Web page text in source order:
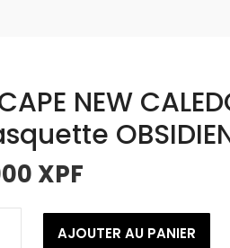
NEW
XPF
AJOUTER AU PANIER